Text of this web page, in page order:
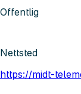
Offentlig
Nettsted
https://midt-